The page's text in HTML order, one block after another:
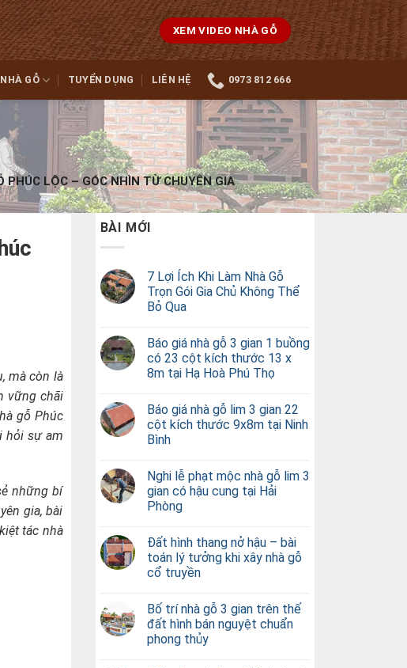
XEM VIDEO NHÀ GỖ
GỖ TUYỂN DỤNG LIÊN HỆ 0973 812 666
PHÚC LỘC – GÓC NHÌN TỪ CHUYÊN GIA
mà còn là
vững chãi
gỗ Phúc
hỏi sự am
những bí
gia, bài
tác nhà
BÀI MỚI
7 Lợi Ích Khi Làm Nhà Gỗ
Trọn Gói Gia Chủ Không Thể
Bỏ Qua
Báo giá nhà gỗ 3 gian 1 buồng
có 23 cột kích thước 13 x
8m tại Hạ Hoà Phú Thọ
Báo giá nhà gỗ lim 3 gian 22
cột kích thước 9x8m tại Ninh
Bình
Nghi lễ phạt mộc nhà gỗ lim 3
gian có hậu cung tại Hải
Phòng
Đất hình thang nở hậu – bài
toán lý tưởng khi xây nhà gỗ
cổ truyền
Bố trí nhà gỗ 3 gian trên thế
đất hình bán nguyệt chuẩn
phong thủy